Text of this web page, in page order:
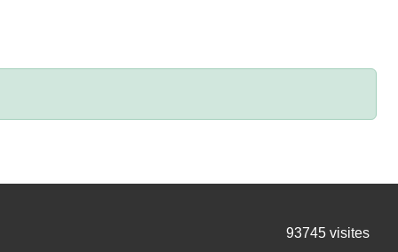
93745 visites